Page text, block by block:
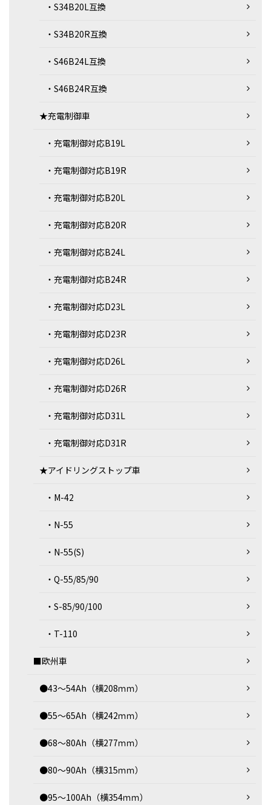
・S34B20L互換
・S34B20R互換
・S46B24L互換
・S46B24R互換
★充電制御車
・充電制御対応B19L
・充電制御対応B19R
・充電制御対応B20L
・充電制御対応B20R
・充電制御対応B24L
・充電制御対応B24R
・充電制御対応D23L
・充電制御対応D23R
・充電制御対応D26L
・充電制御対応D26R
・充電制御対応D31L
・充電制御対応D31R
★アイドリングストップ車
・M-42
・N-55
・N-55(S)
・Q-55/85/90
・S-85/90/100
・T-110
■欧州車
●43～54Ah（横208ｍｍ）
●55～65Ah（横242ｍｍ）
●68～80Ah（横277ｍｍ）
●80～90Ah（横315ｍｍ）
●95～100Ah（横354ｍｍ）